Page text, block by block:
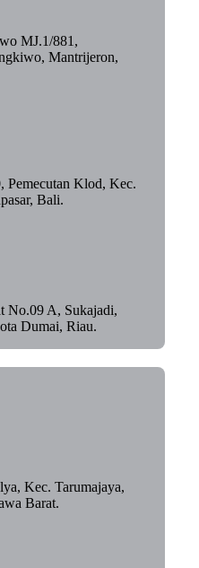
MJ.1/881,
Mantrijeron,
Pemecutan Klod, Kec.
Bali.
No.09 A, Sukajadi,
Dumai, Riau.
Kec. Tarumajaya,
Barat.